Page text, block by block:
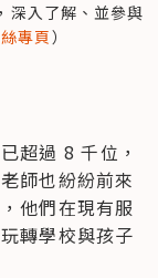
深入了解、並參與
專頁）
超過 8 千位，
師也紛紛前來
他們在現有服
轉學校與孩子